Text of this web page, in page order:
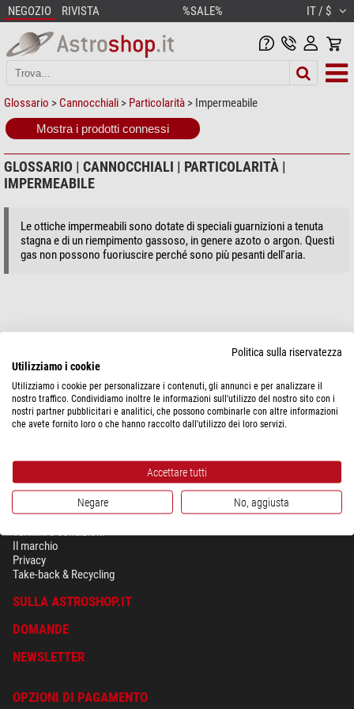
NEGOZIO RIVISTA %SALE% IT / $
Glossario > Cannocchiali > Particolarità > Impermeabile
Mostra i prodotti connessi
GLOSSARIO | CANNOCCHIALI | PARTICOLARITÀ |
IMPERMEABILE
Le ottiche impermeabili sono dotate di speciali guarnizioni a tenuta
stagna e di un riempimento gassoso, in genere azoto o argon. Questi
gas non possono fuoriuscire perché sono più pesanti dell'aria.
SICUREZZA & PRIVACY
Termini e condizioni
Il marchio
Privacy
Take-back & Recycling
SULLA ASTROSHOP.IT
DOMANDE
NEWSLETTER
OPZIONI DI PAGAMENTO
Politica sulla riservatezza
Utilizziamo i cookie
Utilizziamo i cookie per personalizzare i contenuti, gli annunci e per analizzare il
nostro traffico. Condividiamo inoltre le informazioni sull'utilizzo del nostro sito con i
nostri partner pubblicitari e analitici, che possono combinarle con altre informazioni
che avete fornito loro o che hanno raccolto dall'utilizzo dei loro servizi.
Accettare tutti
Negare No, aggiusta